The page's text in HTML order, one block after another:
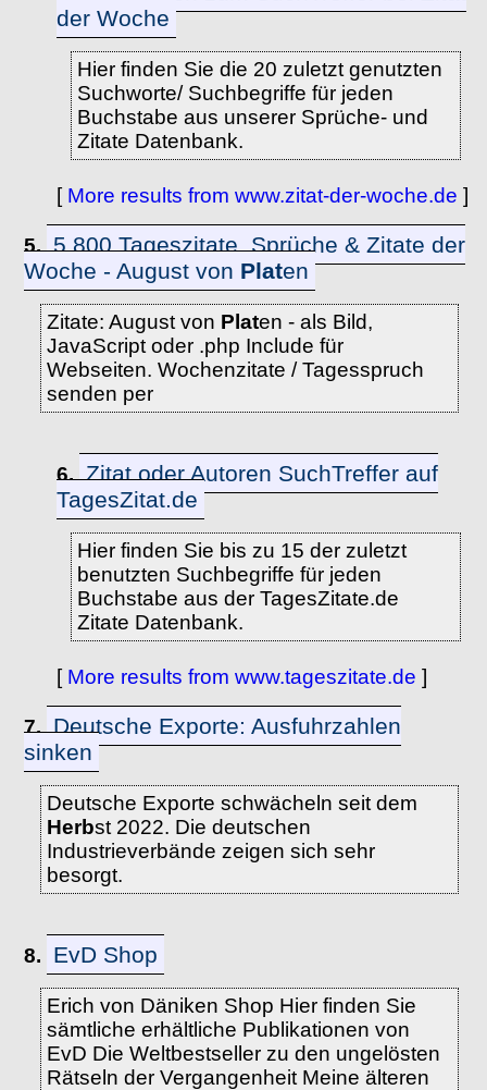
der Woche
Hier finden Sie die 20 zuletzt genutzten
Suchworte/ Suchbegriffe für jeden
Buchstabe aus unserer Sprüche- und
Zitate Datenbank.
[ More results from www.zitat-der-woche.de ]
5. 5.800 Tageszitate, Sprüche & Zitate der
Woche - August von Platen
Zitate: August von Platen - als Bild,
JavaScript oder .php Include für
Webseiten. Wochenzitate / Tagesspruch
senden per
6. Zitat oder Autoren SuchTreffer auf
TagesZitat.de
Hier finden Sie bis zu 15 der zuletzt
benutzten Suchbegriffe für jeden
Buchstabe aus der TagesZitate.de
Zitate Datenbank.
[ More results from www.tageszitate.de ]
7. Deutsche Exporte: Ausfuhrzahlen
sinken
Deutsche Exporte schwächeln seit dem
Herbst 2022. Die deutschen
Industrieverbände zeigen sich sehr
besorgt.
8. EvD Shop
Erich von Däniken Shop Hier finden Sie
sämtliche erhältliche Publikationen von
EvD Die Weltbestseller zu den ungelösten
Rätseln der Vergangenheit Meine älteren